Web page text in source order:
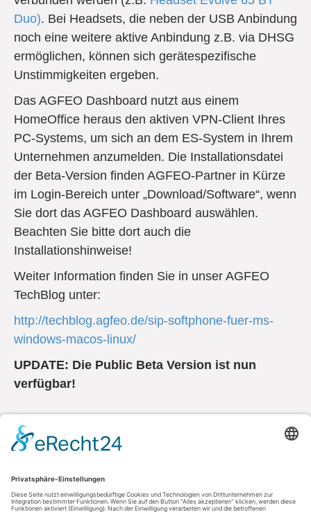
Duo). Bei Headsets, die neben der USB Anbindung
noch eine weitere aktive Anbindung z.B. via DHSG
ermöglichen, können sich gerätespezifische
Unstimmigkeiten ergeben.
Das AGFEO Dashboard nutzt aus einem
HomeOffice heraus den aktiven VPN-Client Ihres
PC-Systems, um sich an dem ES-System in Ihrem
Unternehmen anzumelden. Die Installationsdatei
der Beta-Version finden AGFEO-Partner in Kürze
im Login-Bereich unter „Download/Software“, wenn
Sie dort das AGFEO Dashboard auswählen.
Beachten Sie bitte dort auch die
Installationshinweise!
Weiter Information finden Sie in unser AGFEO
TechBlog unter:
http://techblog.agfeo.de/sip-softphone-fuer-ms-
windows-macos-linux/
UPDATE: Die Public Beta Version ist nun
verfügbar!
Kontakt
AGFEO GmbH & Co. KG